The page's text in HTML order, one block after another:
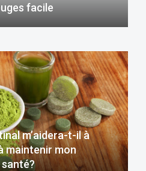
facile
m’aidera-t-il à
maintenir mon